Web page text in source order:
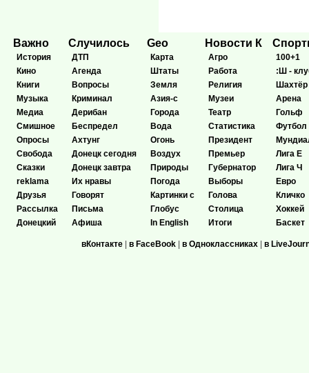
Важно
История
Кино
Книги
Музыка
Медиа
Смишное
Опросы
Свобода
Сказки
reklama
Друзья
Рассылка
Донецкий
Случилось
ДТП
Агенда
Вопросы
Криминал
Дерибан
Беспредел
Ахтунг
Донецк сегодня
Донецк завтра
Их нравы
Говорят
Письма
Афиша
Geo
Карта
Штаты
Земля
Азия-с
Города
Вода
Огонь
Воздух
Природы
Погода
Картинки с
Глобус
In English
Новости К
Агро
Работа
Религия
Музеи
Театр
Статистика
Президент
Премьер
Губернатор
Выборы
Голова
Столица
Итоги
100+1
:Ш -
Шахтёр
Арена
Гольф
Футбол
Лига Е
Лига Ч
Евро
Кличко
Хоккей
Баскет
вКонтакте | в FaceBook | в Одноклассниках | в